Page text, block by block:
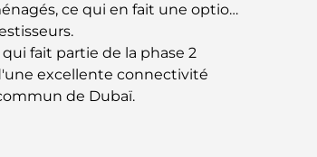
ce qui en fait une option
fait partie de la phase 2
excellente connectivité
de Dubaï.